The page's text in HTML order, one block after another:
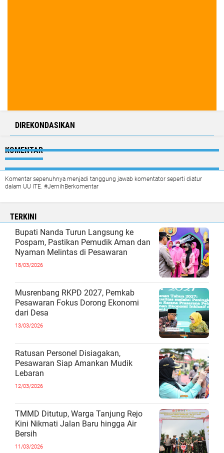
DIREKONDASIKAN
KOMENTAR
Komentar sepenuhnya menjadi tanggung jawab komentator seperti diatur
dalam UU ITE. #JernihBerkomentar
TERKINI
Bupati Nanda Turun Langsung ke
Pospam, Pastikan Pemudik Aman dan
Nyaman Melintas di Pesawaran
18/03/2026
Musrenbang RKPD 2027, Pemkab
Pesawaran Fokus Dorong Ekonomi
dari Desa
13/03/2026
Ratusan Personel Disiagakan,
Pesawaran Siap Amankan Mudik
Lebaran
12/03/2026
TMMD Ditutup, Warga Tanjung Rejo
Kini Nikmati Jalan Baru hingga Air
Bersih
11/03/2026